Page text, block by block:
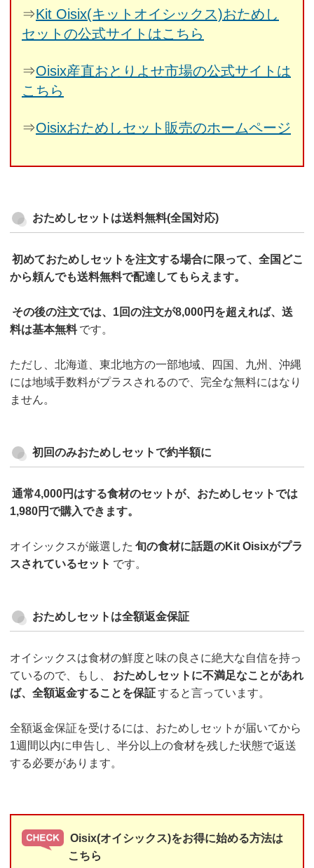
⇒Kit Oisix(キットオイシックス)おためし
セットの公式サイトはこちら
⇒Oisix産直おとりよせ市場の公式サイトは
こちら
⇒Oisixおためしセット販売のホームページ
おためしセットは送料無料(全国対応)
初めておためしセットを注文する場合に限って、全国どこ
から頼んでも送料無料で配達してもらえます。
その後の注文では、1回の注文が8,000円を超えれば、送
料は基本無料 です。
ただし、北海道、東北地方の一部地域、四国、九州、沖縄
には地域手数料がプラスされるので、完全な無料にはなり
ません。
初回のみおためしセットで約半額に
通常4,000円はする食材のセットが、おためしセットでは
1,980円で購入できます。
オイシックスが厳選した 旬の食材に話題のKit Oisixがプラ
スされているセット です。
おためしセットは全額返金保証
オイシックスは食材の鮮度と味の良さに絶大な自信を持っ
ているので、もし、
おためしセットに不満足なことがあれ
ば、全額返金することを保証すると言っています。
全額返金保証を受けるには、おためしセットが届いてから
1週間以内に申告し、半分以上の食材を残した状態で返送
する必要があります。
Oisix(オイシックス)をお得に始める方法は
こちら